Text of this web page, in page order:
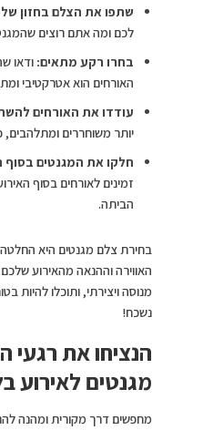
שתפו את הצלם בחזון
לכם ומה אתם רוצים
בחרו רקע מתאים: ודאו
האורחים הוא אטרקטיבי
עודדו את האורחים
יותר משוחררים ומתלהבים,
חלקו את המגנטים בסוף
זמינים לאורחים בסוף
הביתה.
בחירת צלם מגנטים היא
האווירה וההנאה מהאירוע
מנוסה ויצירתי, ותוכלו להיות
נשכח!
הנציחו את
מגנטים לאירוע
מחפשים דרך מקורית ומהנה